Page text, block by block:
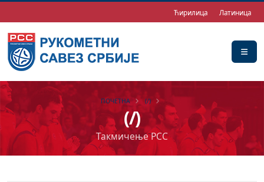
Ћирилица Латиница
(/)
Такмичење РСС
ПОЧЕТНА (/)